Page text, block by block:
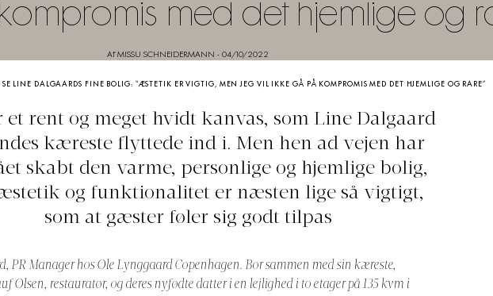
med det hjemlige og
Af MISSU SCHNEIDERMANN - 04/10/2022
SE LINE DALGAARDS FINE BOLIG: “ÆSTETIK ER VIGTIG, MEN JEG VIL IKKE GÅ PÅ KOMPROMIS MED DET HJEMLIGE OG RARE”
et rent og meget hvidt kanvas, som Line Dalgaard
kæreste flyttede ind i. Men hen ad vejen har
skabt den varme, personlige og hjemlige bolig,
og funktionalitet er næsten lige så vigtigt,
som at gæster føler sig godt tilpas
PR Manager hos Ole Lynggaard Copenhagen. Bor sammen med sin kæreste,
Olsen, restauratør, og deres nyfødte datter i en lejlighed i to etager på 135 kvm i